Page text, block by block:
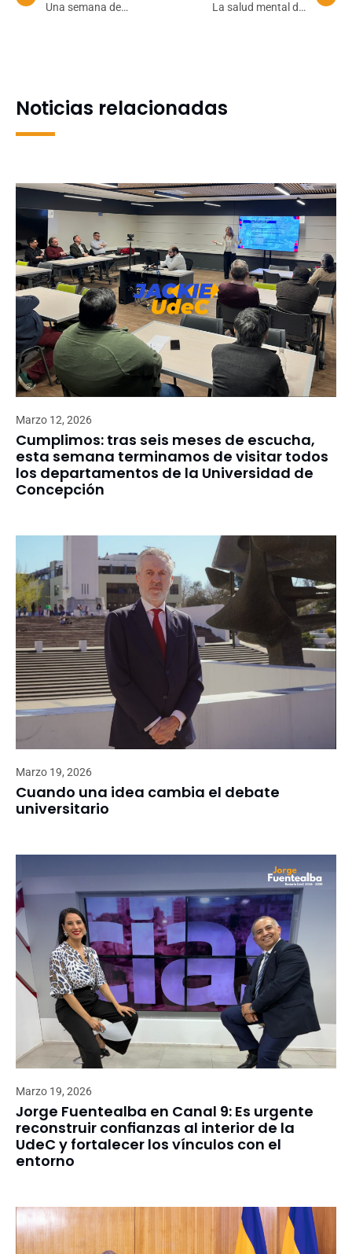
Una semana de
La salud mental del
Noticias relacionadas
Marzo 12, 2026
Cumplimos: tras seis meses de escucha,
esta semana terminamos de visitar todos
los departamentos de la Universidad de
Concepción
Marzo 19, 2026
Cuando una idea cambia el debate
universitario
Marzo 19, 2026
Jorge Fuentealba en Canal 9: Es urgente
reconstruir confianzas al interior de la
UdeC y fortalecer los vínculos con el
entorno